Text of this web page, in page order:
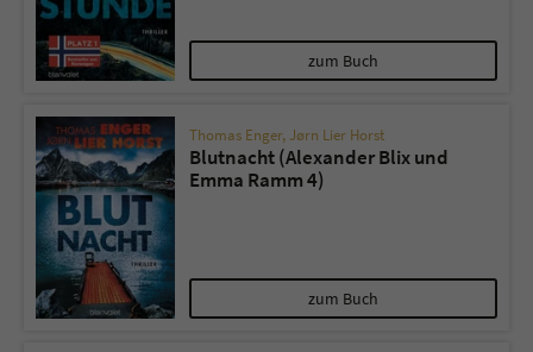
zum Buch
Thomas Enger, Jørn Lier Horst
Blutnacht (Alexander Blix und
Emma Ramm 4)
zum Buch